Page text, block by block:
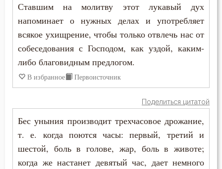
Ставшим на молитву этот лукавый дух
напоминает о нужных делах и употребляет
всякое ухищрение, чтобы только отвлечь нас от
собеседования с Господом, как уздой, каким-
либо благовидным предлогом.
В избранное Первоисточник
Поделиться цитатой
Бес уныния производит трехчасовое дрожание,
т. е. когда поются часы: первый, третий и
шестой, боль в голове, жар, боль в животе;
когда же настанет девятый час, дает немного